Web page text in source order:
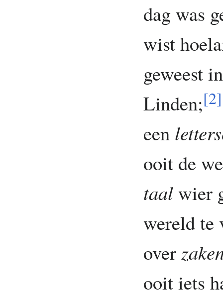
dag was
wist
geweest
Linden;[2]
een
ooit de
taalwier
wereld te
over
ooit iets